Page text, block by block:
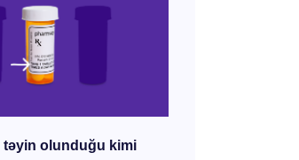
təyin olunduğu kimi